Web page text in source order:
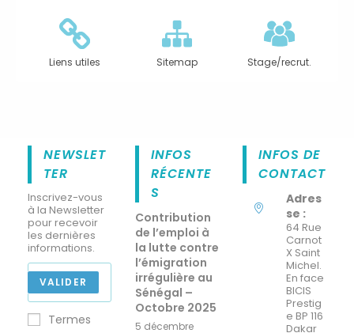
Liens utiles Sitemap Stage/recrut.
NEWSLET
TER
Inscrivez-vous
à la Newsletter
pour recevoir
les dernières
informations.
VALIDER
Termes
INFOS
RÉCENTE
S
Contribution
de l’emploi à
la lutte contre
l’émigration
irrégulière au
Sénégal –
Octobre 2025
5 décembre
INFOS DE
CONTACT
Adres
se :
64 Rue
Carnot
X Saint
Michel.
En face
BICIS
Prestig
e BP 116
Dakar